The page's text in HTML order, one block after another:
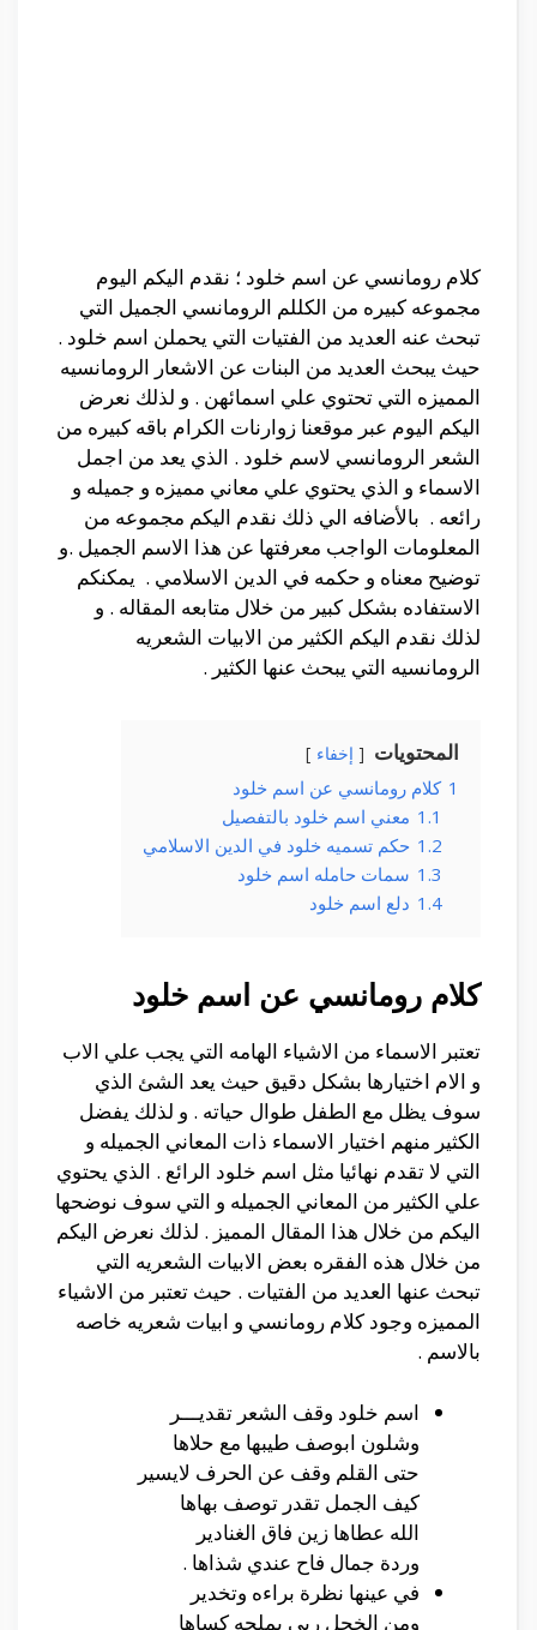
كلام رومانسي عن اسم خلود ؛ نقدم اليكم اليوم
مجموعه كبيره من الكللم الرومانسي الجميل التي
تبحث عنه العديد من الفتيات التي يحملن اسم خلود .
حيث يبحث العديد من البنات عن الاشعار الرومانسيه
المميزه التي تحتوي علي اسمائهن . و لذلك نعرض
اليكم اليوم عبر موقعنا زوارنات الكرام باقه كبيره من
الشعر الرومانسي لاسم خلود . الذي يعد من اجمل
الاسماء و الذي يحتوي علي معاني مميزه و جميله و
رائعه . بالأضافه الي ذلك نقدم اليكم مجموعه من
المعلومات الواجب معرفتها عن هذا الاسم الجميل .و
توضيح معناه و حكمه في الدين الاسلامي . يمكنكم
الاستفاده بشكل كبير من خلال متابعه المقاله . و
لذلك نقدم اليكم الكثير من الابيات الشعريه
الرومانسيه التي يبحث عنها الكثير .
المحتويات إخفاء
1 كلام رومانسي عن اسم خلود
1.1 معني اسم خلود بالتفصيل
1.2 حكم تسميه خلود في الدين الاسلامي
1.3 سمات حامله اسم خلود
1.4 دلع اسم خلود
كلام رومانسي عن اسم خلود
تعتبر الاسماء من الاشياء الهامه التي يجب علي الاب
و الام اختيارها بشكل دقيق حيث يعد الشئ الذي
سوف يظل مع الطفل طوال حياته . و لذلك يفضل
الكثير منهم اختيار الاسماء ذات المعاني الجميله و
التي لا تقدم نهائيا مثل اسم خلود الرائع . الذي يحتوي
علي الكثير من المعاني الجميله و التي سوف نوضحها
اليكم من خلال هذا المقال المميز . لذلك نعرض اليكم
من خلال هذه الفقره بعض الابيات الشعريه التي
تبحث عنها العديد من الفتيات . حيث تعتبر من الاشياء
المميزه وجود كلام رومانسي و ابيات شعريه خاصه
بالاسم .
اسم خلود وقف الشعر تقديـــر
وشلون ابوصف طيبها مع حلاها
حتى القلم وقف عن الحرف لايسير
كيف الجمل تقدر توصف بهاها
الله عطاها زين فاق الغنادير
وردة جمال فاح عندي شذاها .
في عينها نظرة براءه وتخدير
ومن الخجل ربي بملحه كساها